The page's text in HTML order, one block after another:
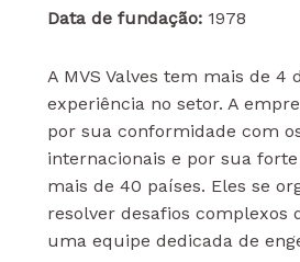
Data de fundação:1978
A MVS Valves tem mais de 4
experiência no setor. A
por sua conformidade com
internacionais e por sua
mais de 40 países. Eles se
resolver desafios complexos
uma equipe dedicada de